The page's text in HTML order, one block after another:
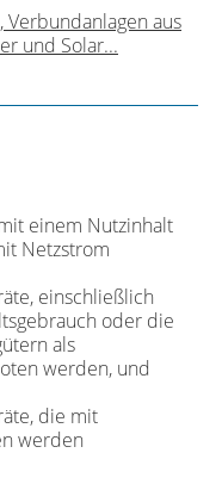
Verbundanlagen aus
und Solar...
einem Nutzinhalt
Netzstrom
einschließlich
oder die
als
werden, und
die mit
werden